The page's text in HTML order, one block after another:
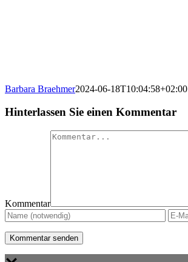
Barbara Braehmer2024-06-18T10:04:58+02:00
Hinterlassen Sie einen Kommentar
Kommentar